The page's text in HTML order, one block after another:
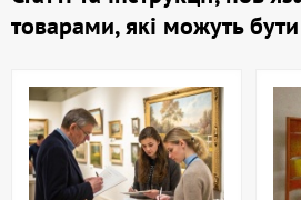
товарами, які можуть